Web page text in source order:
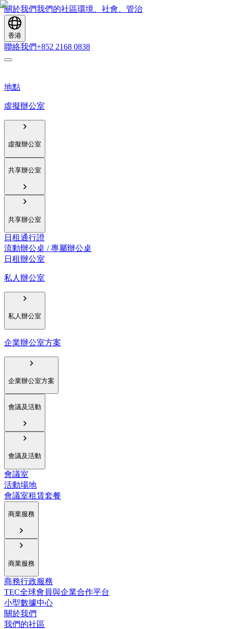
關於我們我們的社區環境、社會、管治
香港
聯絡我們+852 2168 0838
地點
虛擬辦公室
虛擬辦公室
共享辦公室
共享辦公室
日租通行證
流動辦公桌 / 專屬辦公桌
日租辦公室
私人辦公室
私人辦公室
企業辦公室方案
企業辦公室方案
會議及活動
會議及活動
會議室
活動場地
會議室租賃套餐
商業服務
商業服務
商務行政服務
TEC全球會員與企業合作平台
小型數據中心
關於我們
我們的社區